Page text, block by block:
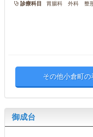
診療科目 胃腸科 外科 整
その他小倉町
御成台